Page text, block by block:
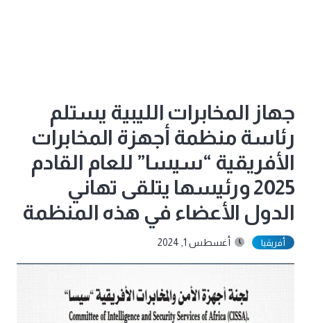
جهاز المخابرات الليبية يستلم
رئاسة منظمة أجهزة المخابرات
الأفريقية “سيسا” للعام القادم
2025 ورئيسها يتلقى تهاني
الدول الأعضاء في هذه المنظمة
أفريقيا أغسطس 1, 2024